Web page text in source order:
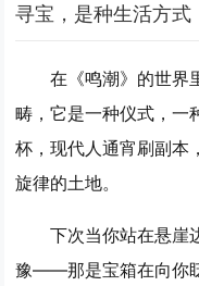
寻宝，是种生活方式
在《鸣潮》的世界
畴，它是一种仪式，一
杯，现代人通宵刷副本
旋律的土地。
下次当你站在悬崖
豫——那是宝箱在向你